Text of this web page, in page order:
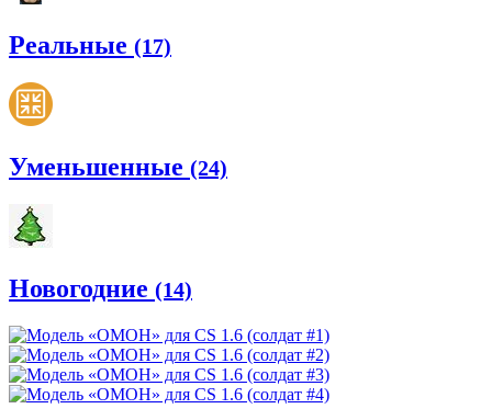
Реальные (17)
Уменьшенные (24)
Новогодние (14)